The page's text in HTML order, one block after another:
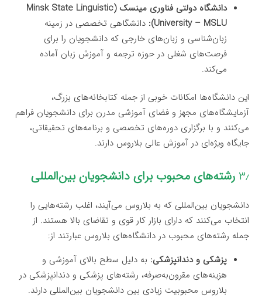
دانشگاه دولتی فناوری مینسک (Minsk State Linguistic
University – MSLU): دانشگاهی تخصصی در زمینه
زبان‌شناسی و زبان‌های خارجی که دانشجویان را برای
فرصت‌های شغلی در حوزه ترجمه و آموزش زبان آماده
می‌کند.
این دانشگاه‌ها امکانات خوبی از جمله کتابخانه‌های بزرگ،
آزمایشگاه‌های مجهز و فضای آموزشی مدرن برای دانشجویان فراهم
می‌کنند و با برگزاری دوره‌های تخصصی و برنامه‌های تحقیقاتی،
جایگاه ویژه‌ای در آموزش عالی بلاروس دارند.
۳٫ رشته‌های محبوب برای دانشجویان بین‌المللی
دانشجویان بین‌المللی که به بلاروس می‌آیند، اغلب رشته‌هایی را
انتخاب می‌کنند که دارای بازار کار قوی و تقاضای بالا هستند. از
جمله رشته‌های محبوب در دانشگاه‌های بلاروس عبارتند از:
پزشکی و دندانپزشکی: به دلیل سطح بالای آموزشی و
هزینه‌های مقرون‌به‌صرفه، رشته‌های پزشکی و دندانپزشکی در
بلاروس محبوبیت زیادی بین دانشجویان بین‌المللی دارند.